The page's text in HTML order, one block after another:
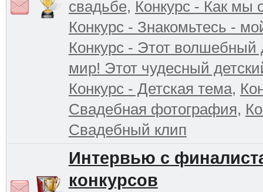
свадьбе, Конкурс - Как мы
Конкурс - Знакомьтесь -
Конкурс - Этот волшебный
мир! Этот чудесный
Конкурс - Детская тема,
Свадебная фотография,
Свадебный клип
Интервью с
конкурсов